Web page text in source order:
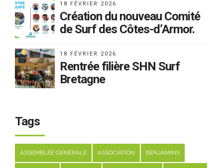
18 FÉVRIER 2026
Création du nouveau Comité
de Surf des Côtes-d’Armor.
18 FÉVRIER 2026
Rentrée filière SHN Surf
Bretagne
Tags
ASSEMBLÉE GÉNÉRALE ASSOCIATION BENJAMINS